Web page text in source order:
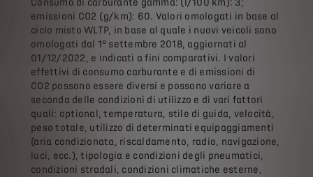
Consumo di carburante gamma: (l/100 km): 3;
emissioni CO2 (g/km): 60. Valori omologati in base al
ciclo misto WLTP, in base al quale i nuovi veicoli sono
omologati dal 1° settembre 2018, aggiornati al
01/12/2022, e indicati a fini comparativi. I valori
effettivi di consumo carburante e di emissioni di
CO2 possono essere diversi e possono variare a
seconda delle condizioni di utilizzo e di vari fattori
quali: optional, temperatura, stile di guida, velocità,
peso totale, utilizzo di determinati equipaggiamenti
(aria condizionata, riscaldamento, radio, navigazione,
luci, ecc.), tipologia e condizioni degli pneumatici,
condizioni stradali, condizioni climatiche esterne,